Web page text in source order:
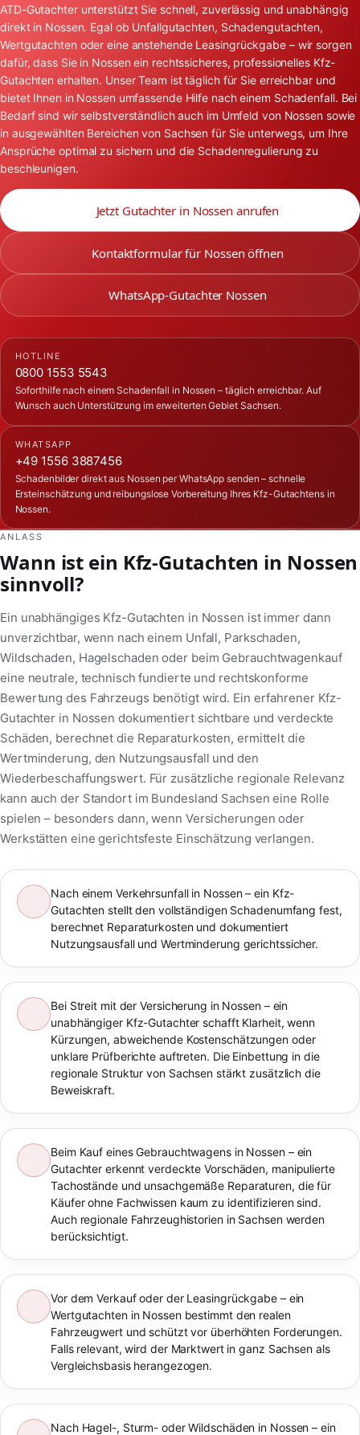
ATD-Gutachter unterstützt Sie schnell, zuverlässig und unabhängig
direkt in Nossen. Egal ob Unfallgutachten, Schadengutachten,
Wertgutachten oder eine anstehende Leasingrückgabe – wir sorgen
dafür, dass Sie in Nossen ein rechtssicheres, professionelles Kfz-
Gutachten erhalten. Unser Team ist täglich für Sie erreichbar und
bietet Ihnen in Nossen umfassende Hilfe nach einem Schadenfall. Bei
Bedarf sind wir selbstverständlich auch im Umfeld von Nossen sowie
in ausgewählten Bereichen von Sachsen für Sie unterwegs, um Ihre
Ansprüche optimal zu sichern und die Schadenregulierung zu
beschleunigen.
Jetzt Gutachter in Nossen anrufen
Kontaktformular für Nossen öffnen
WhatsApp-Gutachter Nossen
HOTLINE
0800 1553 5543
Soforthilfe nach einem Schadenfall in Nossen – täglich erreichbar. Auf
Wunsch auch Unterstützung im erweiterten Gebiet Sachsen.
WHATSAPP
+49 1556 3887456
Schadenbilder direkt aus Nossen per WhatsApp senden – schnelle
Ersteinschätzung und reibungslose Vorbereitung Ihres Kfz-Gutachtens in
Nossen.
ANLASS
Wann ist ein Kfz-Gutachten in Nossen
sinnvoll?
Ein unabhängiges Kfz-Gutachten in Nossen ist immer dann
unverzichtbar, wenn nach einem Unfall, Parkschaden,
Wildschaden, Hagelschaden oder beim Gebrauchtwagenkauf
eine neutrale, technisch fundierte und rechtskonforme
Bewertung des Fahrzeugs benötigt wird. Ein erfahrener Kfz-
Gutachter in Nossen dokumentiert sichtbare und verdeckte
Schäden, berechnet die Reparaturkosten, ermittelt die
Wertminderung, den Nutzungsausfall und den
Wiederbeschaffungswert. Für zusätzliche regionale Relevanz
kann auch der Standort im Bundesland Sachsen eine Rolle
spielen – besonders dann, wenn Versicherungen oder
Werkstätten eine gerichtsfeste Einschätzung verlangen.
Nach einem Verkehrsunfall in Nossen – ein Kfz-
Gutachten stellt den vollständigen Schadenumfang fest,
berechnet Reparaturkosten und dokumentiert
Nutzungsausfall und Wertminderung gerichtssicher.
Bei Streit mit der Versicherung in Nossen – ein
unabhängiger Kfz-Gutachter schafft Klarheit, wenn
Kürzungen, abweichende Kostenschätzungen oder
unklare Prüfberichte auftreten. Die Einbettung in die
regionale Struktur von Sachsen stärkt zusätzlich die
Beweiskraft.
Beim Kauf eines Gebrauchtwagens in Nossen – ein
Gutachter erkennt verdeckte Vorschäden, manipulierte
Tachostände und unsachgemäße Reparaturen, die für
Käufer ohne Fachwissen kaum zu identifizieren sind.
Auch regionale Fahrzeughistorien in Sachsen werden
berücksichtigt.
Vor dem Verkauf oder der Leasingrückgabe – ein
Wertgutachten in Nossen bestimmt den realen
Fahrzeugwert und schützt vor überhöhten Forderungen.
Falls relevant, wird der Marktwert in ganz Sachsen als
Vergleichsbasis herangezogen.
Nach Hagel-, Sturm- oder Wildschäden in Nossen – ein